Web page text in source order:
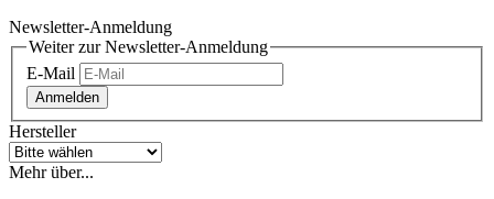
Newsletter-Anmeldung
Weiter zur Newsletter-Anmeldung
E-Mail
Anmelden
Hersteller
Mehr über...